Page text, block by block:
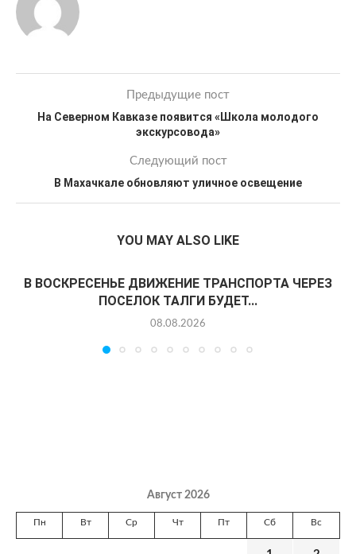
Предыдущие пост
На Северном Кавказе появится «Школа молодого
экскурсовода»
Следующий пост
В Махачкале обновляют уличное освещение
YOU MAY ALSO LIKE
В ВОСКРЕСЕНЬЕ ДВИЖЕНИЕ ТРАНСПОРТА ЧЕРЕЗ
ПОСЕЛОК ТАЛГИ БУДЕТ...
08.08.2026
Август 2026
Пн Вт Ср Чт Пт Сб Вс